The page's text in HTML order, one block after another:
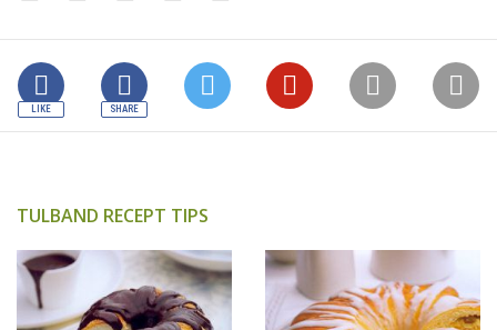
TULBAND RECEPT TIPS